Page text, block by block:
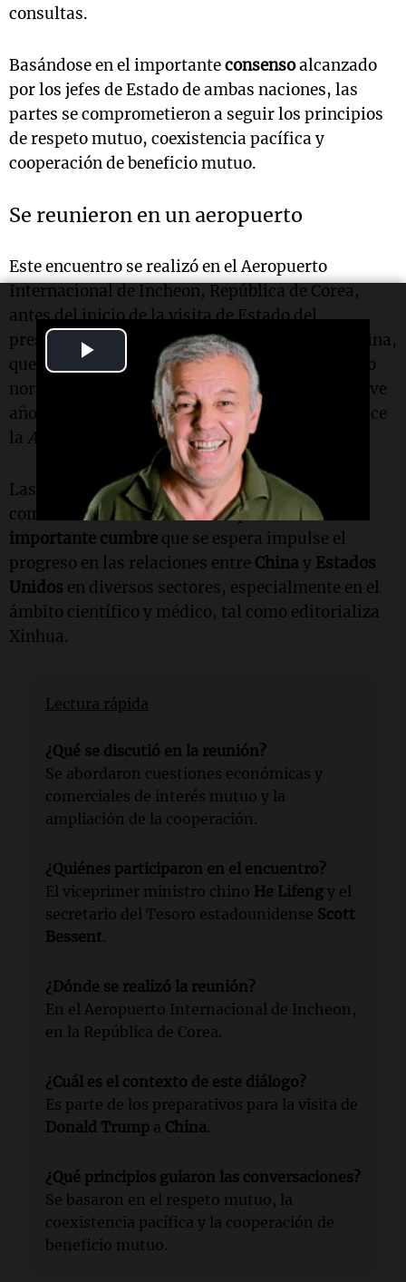
Video
consultas.
Basándose en el importanteconsensoalcanzado
por los jefes de Estado de ambas naciones, las
partes se comprometieron a seguir los principios
de respeto mutuo, coexistencia pacífica y
cooperación de beneficio mutuo.
Se reunieron en un aeropuerto
Este encuentro se realizó en el Aeropuerto
Internacional de Incheon, República de Corea,
antes del inicio de la visita de Estado del
presidente estadounidenseDonald Trump
a China,
que marcará la primera visita de un mandatario
norteamericano a la nación asiática en casi nueve
años, según un informe de Xinhua, que reproduce
la Agencia Noticias Argentinas .
Las consultas sobre asuntos económicos y
comerciales se consideran un preludio a una
importante cumbre que se espera impulse el
progreso en las relaciones entre China y Estados
Unidos en diversos sectores, especialmente en el
ámbito científico y médico, tal como editorializa
Xinhua.
Lectura rápida
¿Qué se discutió en la reunión?
Se abordaron cuestiones económicas y
comerciales de interés mutuo y la
ampliación de la cooperación.
¿Quiénes participaron en el encuentro?
El viceprimer ministro chino He Lifeng y el
secretario del Tesoro estadounidense Scott
Bessent.
¿Dónde se realizó la reunión?
En el Aeropuerto Internacional de Incheon,
en la República de Corea.
¿Cuál es el contexto de este diálogo?
Es parte de los preparativos para la visita de
Donald Trump a China.
¿Qué principios guiaron las conversaciones?
Se basaron en el respeto mutuo, la
coexistencia pacífica y la cooperación de
beneficio mutuo.